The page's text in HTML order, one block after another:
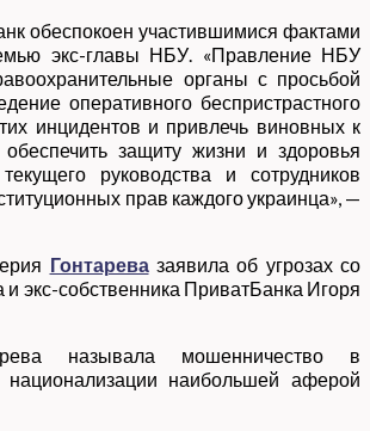
обеспокоен участившимися фактами
экс-главы НБУ. «Правление НБУ
органы с просьбой
оперативного беспристрастного
инцидентов и привлечь виновных к
обеспечить защиту жизни и здоровья
руководства и сотрудников
прав каждого украинца», —
Гонтарева заявила об угрозах со
и экс-собственника ПриватБанка Игоря
называла мошенничество в
наибольшей аферой